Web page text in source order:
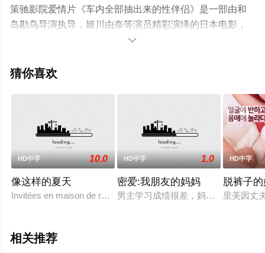
策驰影院爱情片《车内全部抽出来的性伴侣》是一部由和
岛勘鸟导演执导，姬川由奈等演员精彩演绎的日本电影，
手机免费观看高清未删减完整版电影大全就上策驰电影
平台了解。

猜你喜欢
HD中字 10.0
像这样的夏天
Invitées en maison de repos pour explorer leu
HD中字 1.0
密爱:我朋友的妈妈
男主学习成绩很差，妈妈决定如果他
HD中字
脱裤子
里美因丈
相关推荐